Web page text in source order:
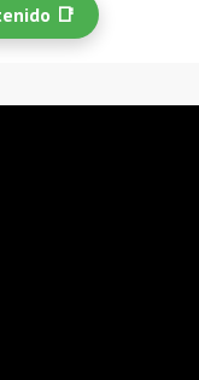
📑